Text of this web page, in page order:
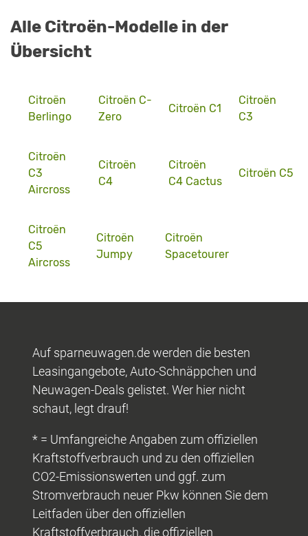
Alle Citroën-Modelle in der
Übersicht
Citroën
Berlingo
Citroën C-
Zero
Citroën C1
Citroën
C3
Citroën
C3
Aircross
Citroën
C4
Citroën
C4 Cactus
Citroën C5
Citroën
C5
Aircross
Citroën
Jumpy
Citroën
Spacetourer
Auf sparneuwagen.de werden die besten
Leasingangebote, Auto-Schnäppchen und
Neuwagen-Deals gelistet. Wer hier nicht
schaut, legt drauf!
* = Umfangreiche Angaben zum offiziellen
Kraftstoffverbrauch und zu den offiziellen
CO2-Emissionswerten und ggf. zum
Stromverbrauch neuer Pkw können Sie dem
Leitfaden über den offiziellen
Kraftstoffverbrauch, die offiziellen